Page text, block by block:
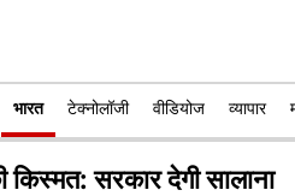
भारत टेक्नोलॉजी वीडियोज व्यापार
किस्मत: सरकार देगी सालाना